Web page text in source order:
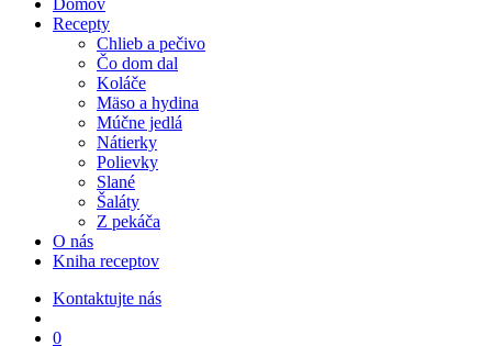
Domov
Recepty
Chlieb a pečivo
Čo dom dal
Koláče
Mäso a hydina
Múčne jedlá
Nátierky
Polievky
Slané
Šaláty
Z pekáča
O nás
Kniha receptov
Kontaktujte nás
0